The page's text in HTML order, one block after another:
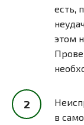
есть,
этом
в